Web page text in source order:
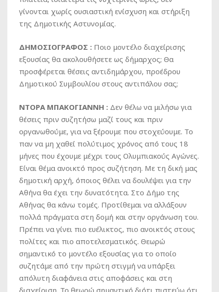
γίνονται χωρίς ουσιαστική ενίσχυση και στήριξη
της Δημοτικής Αστυνομίας.
ΔΗΜΟΣΙΟΓΡΑΦΟΣ : Ποιο μοντέλο διαχείρισης
εξουσίας θα ακολουθήσετε ως δήμαρχος; Θα
προσφέρεται θέσεις αντιδημάρχου, προέδρου
Δημοτικού Συμβουλίου στους αντιπάλου σας;
ΝΤΟΡΑ ΜΠΑΚΟΓΙΑΝΝΗ : Δεν θέλω να μιλήσω για
θέσεις πριν συζητήσω μαζί τους και πριν
οργανωθούμε, για να ξέρουμε που στοχεύουμε. Το
παν να μη χαθεί πολύτιμος χρόνος από τους 18
μήνες που έχουμε μέχρι τους Ολυμπιακούς Αγώνες.
Είναι θέμα ανοικτό προς συζήτηση. Με τη δική μας
δημοτική αρχή, όποιος θέλει να δουλέψει για την
Αθήνα θα έχει την δυνατότητα. Στο Δήμο της
Αθήνας θα κάνω τομές. Προτίθεμαι να αλλάξουν
πολλά πράγματα στη δομή και στην οργάνωση του.
Πρέπει να γίνει πιο ευέλικτος, πιο ανοικτός στους
πολίτες και πιο αποτελεσματικός. Θεωρώ
σημαντικό το μοντέλο εξουσίας για το οποίο
συζητάμε από την πρώτη στιγμή να υπάρξει
απόλυτη διαφάνεια στις αποφάσεις και στη